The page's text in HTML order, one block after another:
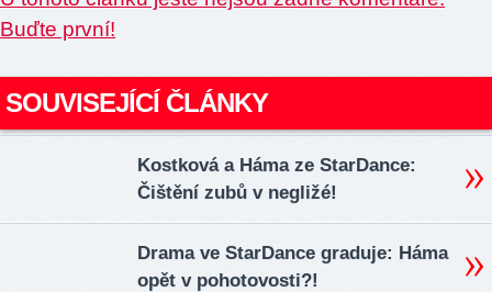
Buďte první!
SOUVISEJÍCÍ ČLÁNKY
Kostková a Háma ze StarDance:
Čištění zubů v negližé!
Drama ve StarDance graduje: Háma
opět v pohotovosti?!